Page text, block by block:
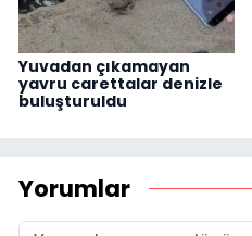
Yuvadan çıkamayan
yavru carettalar denizle
buluşturuldu
Yorumlar